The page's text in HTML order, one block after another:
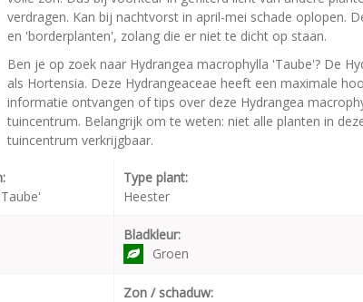
verdragen. Kan bij nachtvorst in april-mei schade oplopen.
en 'borderplanten', zolang die er niet te dicht op staan.
Ben je op zoek naar Hydrangea macrophylla 'Taube'? De
als Hortensia. Deze Hydrangeaceae heeft een maximale
informatie ontvangen of tips over deze Hydrangea
tuincentrum. Belangrijk om te weten: niet alle planten in
tuincentrum verkrijgbaar.
Type plant:
Heester
Bladkleur:
Groen
Zon / schaduw: